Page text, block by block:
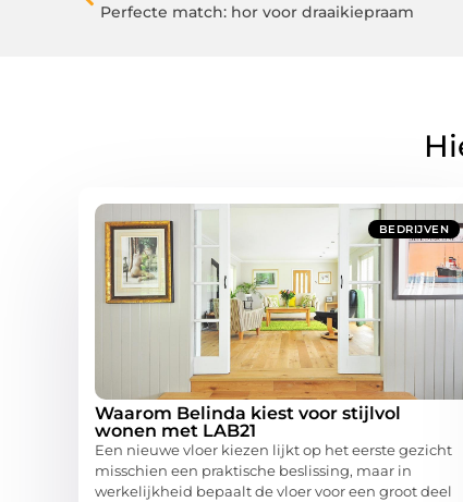
Perfecte match: hor voor draaikiepraam
BEDRIJVEN
Waarom Belinda kiest voor stijlvol
wonen met LAB21
Een nieuwe vloer kiezen lijkt op het eerste gezicht
misschien een praktische beslissing, maar in
werkelijkheid bepaalt de vloer voor een groot deel